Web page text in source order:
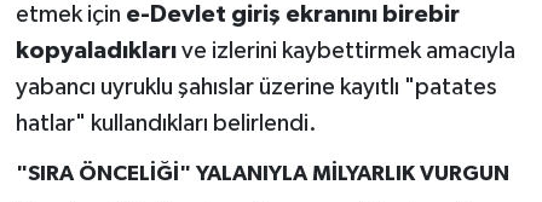
etmek için e-Devlet giriş ekranını birebir
kopyaladıklarıve izlerini kaybettirmek amacıyla
yabancı uyruklu şahıslar üzerine kayıtlı "patates
hatlar" kullandıkları belirlendi.
"SIRA ÖNCELİĞİ" YALANIYLA MİLYARLIK VURGUN